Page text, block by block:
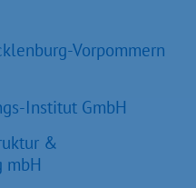
Vorpommern
Institut GmbH
&
mbH